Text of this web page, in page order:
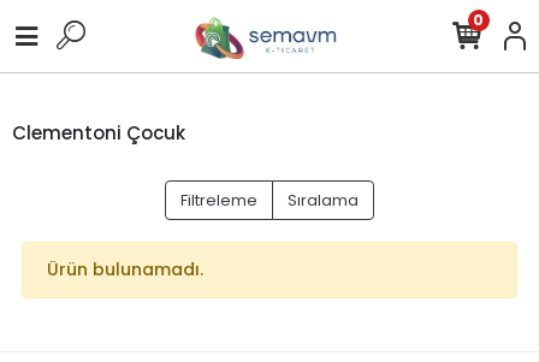
0
Clementoni Çocuk
Filtreleme Sıralama
Ürün bulunamadı.